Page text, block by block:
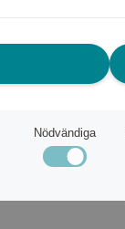
55 cm Upscape Kabinväska EXP Blue Nights
Nödvändiga